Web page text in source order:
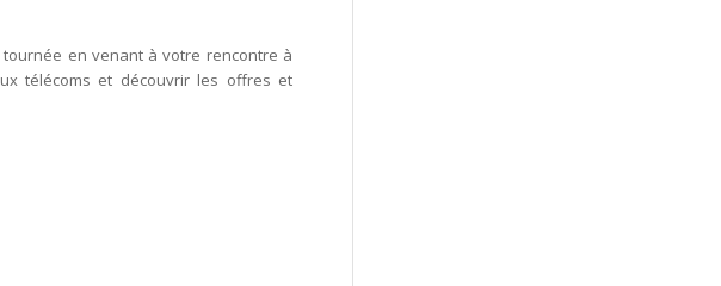
tournée en venant à votre rencontre à
télécoms et découvrir les offres et